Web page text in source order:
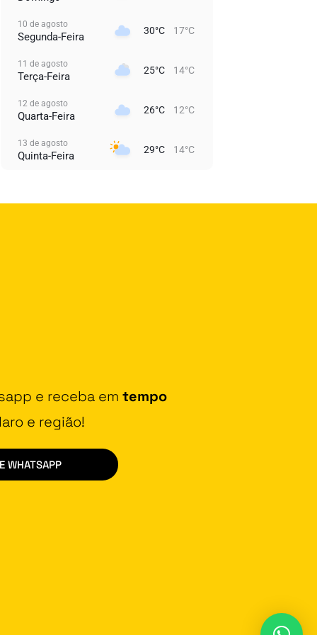
10 de agosto
Segunda-Feira 30°C 17°C
11 de agosto
Terça-Feira 25°C 14°C
12 de agosto
Quarta-Feira 26°C 12°C
13 de agosto
Quinta-Feira 29°C 14°C
e receba em tempo
e região!
WHATSAPP